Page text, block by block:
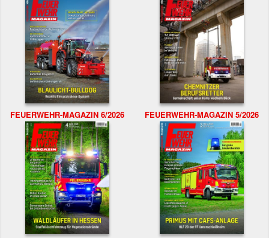
FEUERWEHR-MAGAZIN 6/2026 FEUERWEHR-MAGAZIN 5/2026